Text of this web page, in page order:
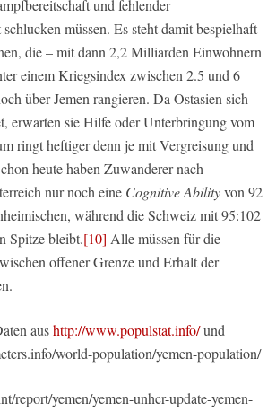
und fehlender
müssen. Es steht damit bespielhaft
die – mit dann 2,2 Milliarden Einwohnern
einem Kriegsindex zwischen 2.5 und 6
über Jemen rangieren. Da Ostasien sich
erwarten sie Hilfe oder Unterbringung vom
ringt heftiger denn je mit Vergreisung und
heute haben Zuwanderer nach
nur noch eine Cognitive Abilityvon 92
während die Schweiz mit 95:102
Spitze bleibt.[10] Alle müssen für die
offener Grenze und Erhalt der
aushttp://www.populstat.info/und
world-population/yemen-population/
report/yemen/yemen-unhcr-update-yemen-